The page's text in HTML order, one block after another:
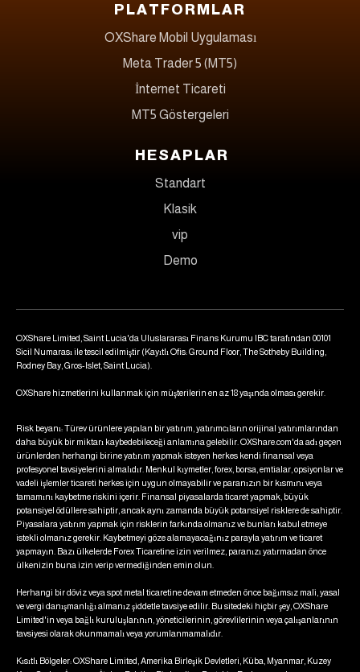
PLATFORMLAR
OXShare Mobil Uygulaması
Meta Trader 5 (MT5)
İnternet Ticareti
MT5 Göstergeleri
HESAPLAR
Standart
Klasik
vip
Demo
OXShare Limited, Saint Lucia'da Uluslararası Finans Kurumu IBC tarafından 00101
Sicil Numarası ile tescil edilmiştir (Kayıtlı Ofis: Ground Floor, The Sotheby Building,
Rodney Bay, Gros-Islet, Saint Lucia).
OXShare hizmetlerini kullanmak için müşterilerin en az 18 yaşında olması gerekir.
Risk beyanı: Türev ürünlere yapılan bir yatırım, yatırımcıların orijinal yatırımlarından
daha büyük bir miktarı kaybedebileceği anlamına gelebilir. OXShare.com'da adı geçen
ürünlerden herhangi birine yatırım yapmak isteyen herkes kendi finansal veya
profesyonel tavsiyelerini almalıdır. Menkul kıymetler, forex, borsa, emtialar, opsiyonlar ve
vadeli işlemler ticareti herkes için uygun olmayabilir ve paranızın bir kısmını veya
tamamını kaybetme riskini içerir. Finansal piyasalarda ticaret yapmak, büyük
potansiyel ödüllere sahiptir, ancak aynı zamanda büyük potansiyel risklere de sahiptir.
Piyasalara yatırım yapmak için risklerin farkında olmanız ve bunları kabul etmeye
istekli olmanız gerekir. Kaybetmeyi göze alamayacağınız parayla yatırım ve ticaret
yapmayın. Bazı ülkelerde Forex Ticaretine izin verilmez, paranızı yatırmadan önce
ülkenizin buna izin verip vermediğinden emin olun.
Herhangi bir döviz veya spot metal ticaretine devam etmeden önce bağımsız mali, yasal
ve vergi danışmanlığı almanız şiddetle tavsiye edilir. Bu sitedeki hiçbir şey, OXShare
Limited'in veya bağlı kuruluşlarının, yöneticilerinin, görevlilerinin veya çalışanlarının
tavsiyesi olarak okunmamalı veya yorumlanmamalıdır.
Kısıtlı Bölgeler: OXShare Limited, Amerika Birleşik Devletleri, Küba, Myanmar, Kuzey